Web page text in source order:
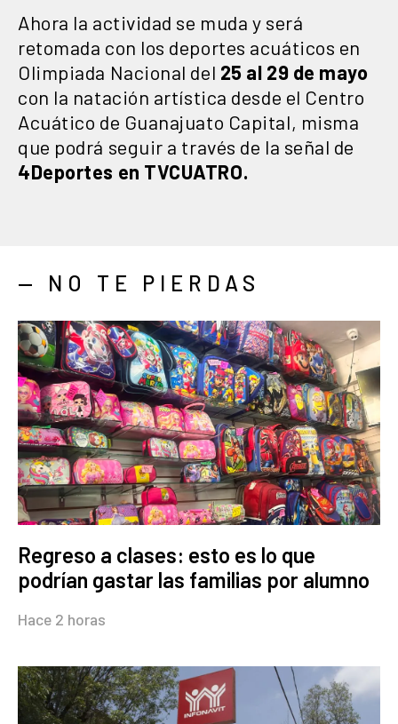
Ahora la actividad se muda y será
retomada con los deportes acuáticos en
Olimpiada Nacional del 25 al 29 de mayo
con la natación artística desde el Centro
Acuático de Guanajuato Capital, misma
que podrá seguir a través de la señal de
4Deportes en TVCUATRO.
— NO TE PIERDAS
Regreso a clases: esto es lo que
podrían gastar las familias por alumno
Hace 2 horas